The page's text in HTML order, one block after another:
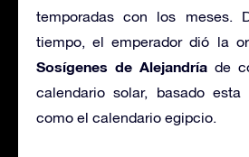
temporadas con los meses.
tiempo, el emperador dió la
Sosígenes de Alejandría de
calendario solar, basado
como el calendario egipcio.